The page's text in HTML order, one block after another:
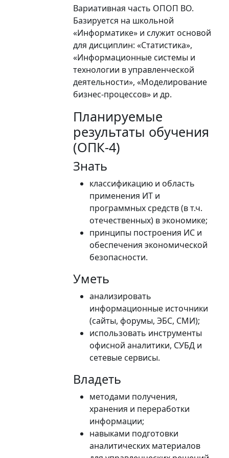
Вариативная часть ОПОП ВО.
Базируется на школьной
«Информатике» и служит основой
для дисциплин: «Статистика»,
«Информационные системы и
технологии в управленческой
деятельности», «Моделирование
бизнес-процессов» и др.
Планируемые
результаты обучения
(ОПК-4)
Знать
классификацию и область
применения ИТ и
программных средств (в т.ч.
отечественных) в экономике;
принципы построения ИС и
обеспечения экономической
безопасности.
Уметь
анализировать
информационные источники
(сайты, форумы, ЭБС, СМИ);
использовать инструменты
офисной аналитики, СУБД и
сетевые сервисы.
Владеть
методами получения,
хранения и переработки
информации;
навыками подготовки
аналитических материалов